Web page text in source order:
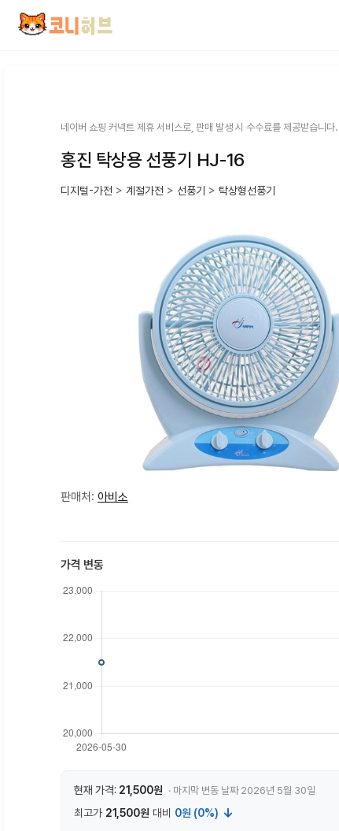
네이버 쇼핑 커넥트 제휴 서비스로, 판매 발생 시 수수료를 제공받습니다.
홍진 탁상용 선풍기 HJ-16
디지털-가전 > 계절가전 > 선풍기 > 탁상형선풍기
판매처: 아비소
가격 변동
현재 가격: 21,500원 · 마지막 변동 날짜 2026년 5월 30일
최고가 21,500원 대비 0원 (0%) ↓